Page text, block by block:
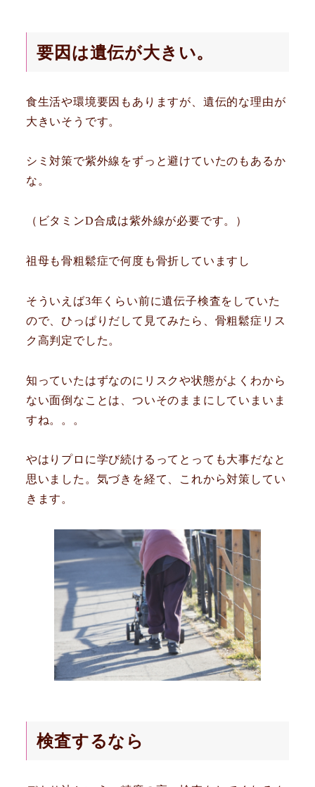
要因は遺伝が大きい。
食生活や環境要因もありますが、遺伝的な理由が
大きいそうです。
シミ対策で紫外線をずっと避けていたのもあるか
な。
（ビタミンD合成は紫外線が必要です。）
祖母も骨粗鬆症で何度も骨折していますし
そういえば3年くらい前に遺伝子検査をしていた
ので、ひっぱりだして見てみたら、骨粗鬆症リス
ク高判定でした。
知っていたはずなのにリスクや状態がよくわから
ない面倒なことは、ついそのままにしていまいま
すね。。。
やはりプロに学び続けるってとっても大事だなと
思いました。気づきを経て、これから対策してい
きます。
検査するなら